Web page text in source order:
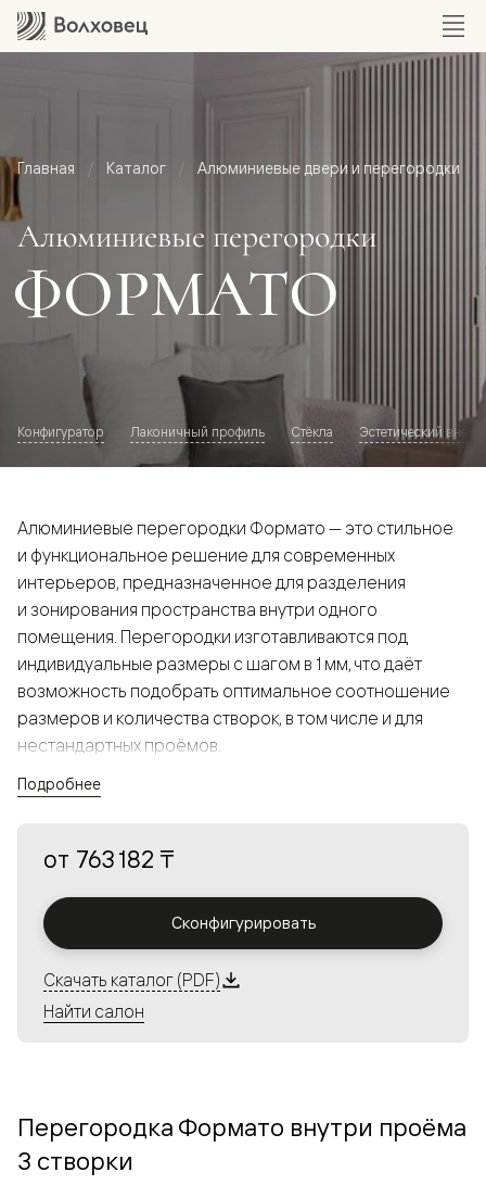
Главная Каталог Алюминиевые двери и перегородки
Алюминиевые перегородки
ФОРМАТО
Конфигуратор Лаконичный профиль Стёкла Эстетический
Алюминиевые перегородки Формато — это стильное
и функциональное решение для современных
интерьеров, предназначенное для разделения
и зонирования пространства внутри одного
помещения. Перегородки изготавливаются под
индивидуальные размеры с шагом в 1 мм, что даёт
возможность подобрать оптимальное соотношение
размеров и количества створок, в том числе и для
нестандартных проёмов.
а большой выбор вставок из стекла с различными
решения в интерьере и варьировать освещённость.
Алюминиевые перегородки имеют единый профиль
с алюминиевыми дверьми и легко сочетаются в одном
алюминиевых перегородок и дверей координируется
со стеновыми панелями Волховец.
Подробнее
от 763 182 ₸
Сконфигурировать
Скачать каталог (PDF)
Найти салон
Перегородка Формато внутри проёма
3 створки